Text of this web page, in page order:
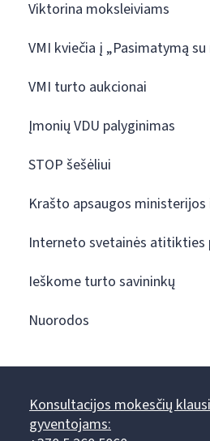
Viktorina moksleiviams
VMI kviečia į „Pasimatymą
VMI turto aukcionai
Įmonių VDU palyginimas
STOP šešėliui
Krašto apsaugos
Interneto svetainės atitikties
Ieškome turto savininkų
Nuorodos
Konsultacijos mokesčių
gyventojams: